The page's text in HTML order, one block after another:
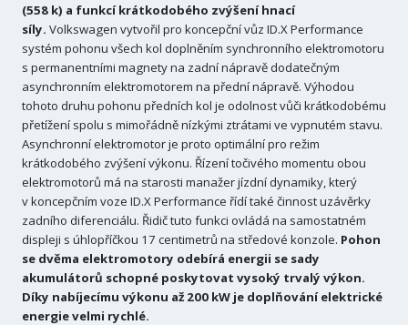
(558 k) a funkcí krátkodobého zvýšení hnací
síly. Volkswagen vytvořil pro koncepční vůz ID.X Performance
systém pohonu všech kol doplněním synchronního elektromotoru
s permanentními magnety na zadní nápravě dodatečným
asynchronním elektromotorem na přední nápravě. Výhodou
tohoto druhu pohonu předních kol je odolnost vůči krátkodobému
přetížení spolu s mimořádně nízkými ztrátami ve vypnutém stavu.
Asynchronní elektromotor je proto optimální pro režim
krátkodobého zvýšení výkonu. Řízení točivého momentu obou
elektromotorů má na starosti manažer jízdní dynamiky, který
v koncepčním voze ID.X Performance řídí také činnost uzávěrky
zadního diferenciálu. Řidič tuto funkci ovládá na samostatném
displeji s úhlopříčkou 17 centimetrů na středové konzole. Pohon
se dvěma elektromotory odebírá energii se sady
akumulátorů schopné poskytovat vysoký trvalý výkon.
Díky nabíjecímu výkonu až 200 kW je doplňování elektrické
energie velmi rychlé.